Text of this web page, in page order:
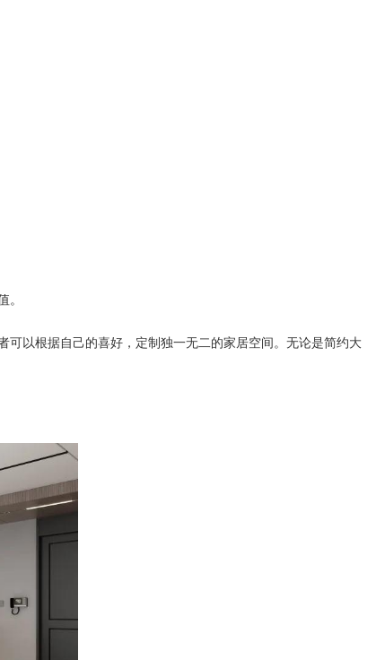
。
以根据自己的喜好，定制独一无二的家居空间。无论是简约大